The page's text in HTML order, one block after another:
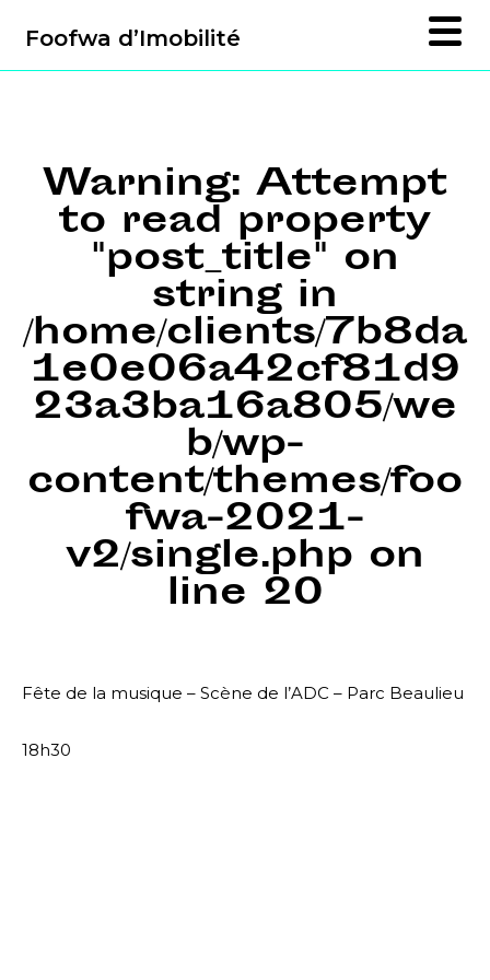
Foofwa d’Imobilité
Warning: Attempt
to read property
"post_title" on
string in
/home/clients/7b8da
1e0e06a42cf81d9
23a3ba16a805/we
b/wp-
content/themes/foo
fwa-2021-
v2/single.php on
line 20
Fête de la musique – Scène de l’ADC – Parc Beaulieu
18h30